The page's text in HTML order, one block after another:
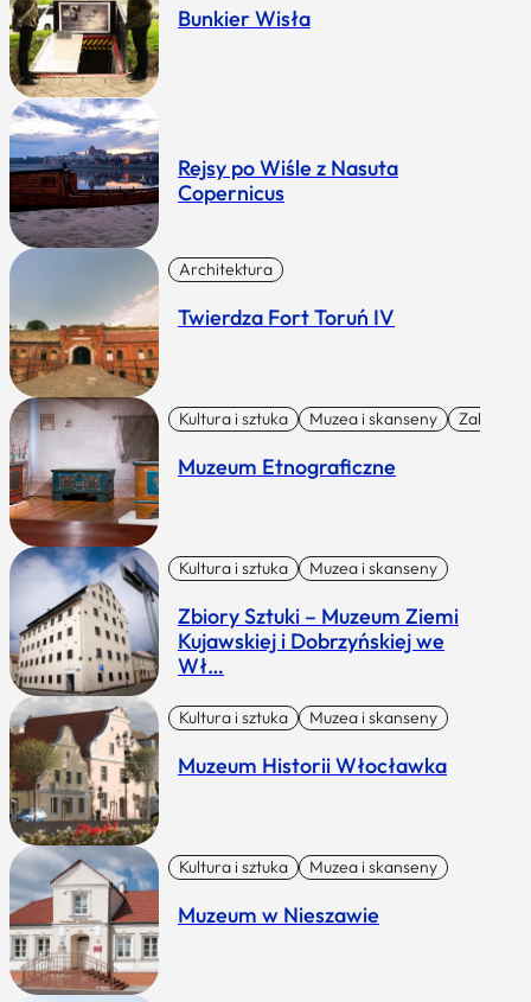
Bunkier Wisła
Rejsy po Wiśle z Nasuta
Copernicus
Architektura
Twierdza Fort Toruń IV
Kultura i sztuka Muzea i skanseny Zabytki I
Muzeum Etnograficzne
Kultura i sztuka Muzea i skanseny
Zbiory Sztuki – Muzeum Ziemi
Kujawskiej i Dobrzyńskiej we
Wł…
Kultura i sztuka Muzea i skanseny
Muzeum Historii Włocławka
Kultura i sztuka Muzea i skanseny
Muzeum w Nieszawie